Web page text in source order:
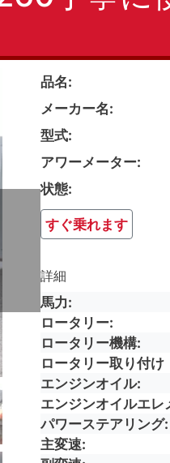
品名
メーカー名
型式
アワーメーター
状態
すぐ乗れます
詳細
馬力
ロータリー
ロータリー機構
ロータリー取り付け
エンジンオイル
エンジンオイルエレ
パワーステアリング
主変速